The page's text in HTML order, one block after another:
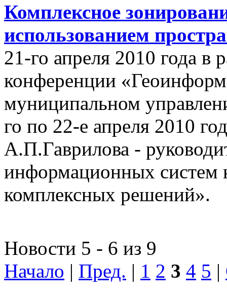
Комплексное
использованием
21-го апреля 2010 года в
конференции
муниципальном
го по 22-е апреля 2010
А.П.Гаврилова -
информационных систем
комплексных решений».
Новости 5 - 6 из 9
Начало | Пред. | 1 2 3 4 5 |